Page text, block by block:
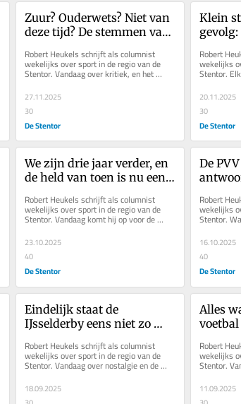
Zuur? Ouderwets? Niet van
deze tijd? De stemmen van
genoeg klinken
Robert Heukels schrijft als columnist
wekelijks over sport in de regio van de
Stentor. Vandaag over kritiek, en het
verschil tussen vroeger en nu.
27.11.2025
30
De Stentor
Klein
Robert
wekelijks
Stentor.
20.11.2025
30
De Stentor
We zijn drie jaar verder, en
de held van toen is nu een
Robert Heukels schrijft als columnist
wekelijks over sport in de regio van de
Stentor. Vandaag komt hij op voor de
eenzame strijder onder de lat: de...
23.10.2025
40
De Stentor
De
Robert
wekelijks
Stentor.
gebleven
16.10.2025
40
De Stentor
Eindelijk staat de
IJsselderby eens niet zo
Robert Heukels schrijft als columnist
wekelijks over sport in de regio van de
Stentor. Vandaag over nostalgie en de
vraag waarom de IJsselderby van...
18.09.2025
Alles
Robert
wekelijks
Stentor.
rond het
11.09.2025